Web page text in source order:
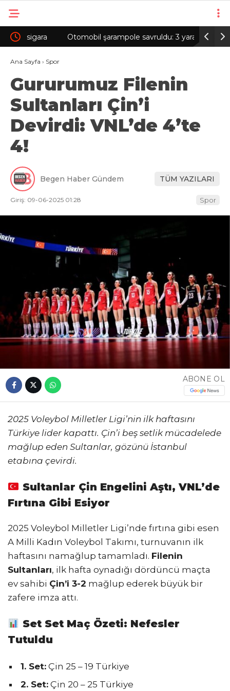
Otomobil şarampole savruldu: 3 yaralı Selçuk
Ana Sayfa › Spor
Gururumuz Filenin
Sultanları Çin’i
Devirdi: VNL’de 4’te
4!
Begen Haber Gündem TÜM YAZILARI
Giriş: 09-06-2025 01:28 Spor
ABONE OL
2025 Voleybol Milletler Ligi’nin ilk haftasını
Türkiye lider kapattı. Çin’i beş setlik mücadelede
mağlup eden Sultanlar, gözünü İstanbul
etabına çevirdi.
Sultanlar Çin Engelini Aştı, VNL’de
Fırtına Gibi Esiyor
2025 Voleybol Milletler Ligi’nde fırtına gibi esen
A Milli Kadın Voleybol Takımı, turnuvanın ilk
haftasını namağlup tamamladı. Filenin
Sultanları, ilk hafta oynadığı dördüncü maçta
ev sahibi Çin’i 3-2 mağlup ederek büyük bir
zafere imza attı.
Set Set Maç Özeti: Nefesler
Tutuldu
1. Set: Çin 25 – 19 Türkiye
2. Set: Çin 20 – 25 Türkiye